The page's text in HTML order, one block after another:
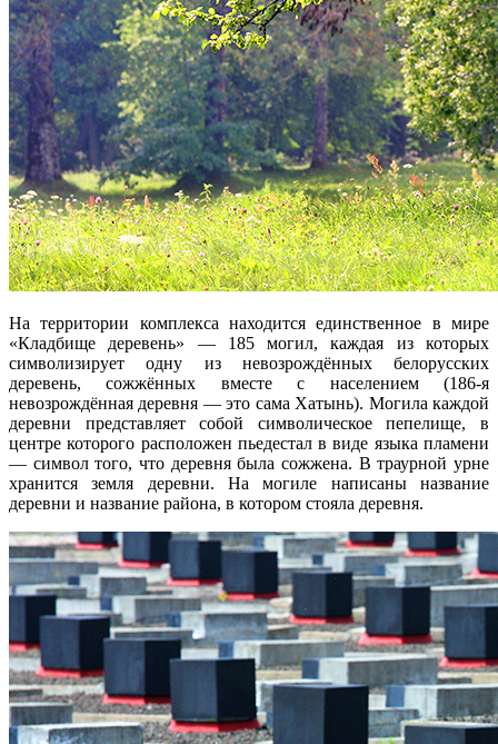
На территории комплекса находится единственное в мире
«Кладбище деревень» — 185 могил, каждая из которых
символизирует одну из невозрождённых белорусских
деревень, сожжённых вместе с населением (186-я
невозрождённая деревня — это сама Хатынь). Могила каждой
деревни представляет собой символическое пепелище, в
центре которого расположен пьедестал в виде языка пламени
— символ того, что деревня была сожжена. В траурной урне
хранится земля деревни. На могиле написаны название
деревни и название района, в котором стояла деревня.